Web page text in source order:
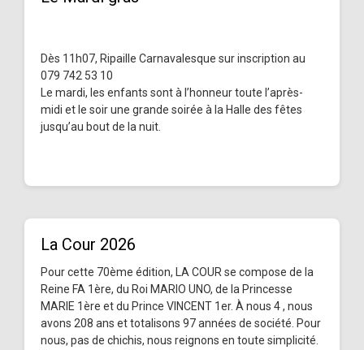
Dès 11h07, Ripaille Carnavalesque sur inscription au
079 742 53 10
Le mardi, les enfants sont à l’honneur toute l’après-
midi et le soir une grande soirée à la Halle des fêtes
jusqu’au bout de la nuit.
La Cour 2026
Pour cette 70ème édition, LA COUR se compose de la
Reine FA 1ère, du Roi MARIO UNO, de la Princesse
MARIE 1ère et du Prince VINCENT 1er. À nous 4 , nous
avons 208 ans et totalisons 97 années de société. Pour
nous, pas de chichis, nous reignons en toute simplicité.